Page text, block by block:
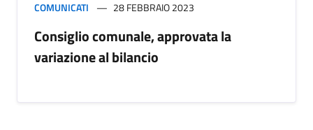
COMUNICATI 28 FEBBRAIO 2023
Consiglio comunale, approvata la
variazione al bilancio